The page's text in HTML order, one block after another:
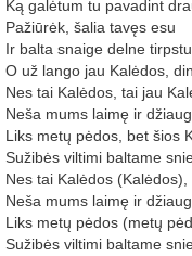
Ką galėtum tu pavadint
Pažiūrėk, šalia tavęs esu
Ir balta snaige delne tirpstu
O už lango jau Kalėdos,
Nes tai Kalėdos, tai jau
Neša mums laimę ir
Liks metų pėdos, bet šios
Sužibės viltimi baltame
Nes tai Kalėdos
Neša mums laimę ir
Liks metų pėdos (metų
Sužibės viltimi baltame